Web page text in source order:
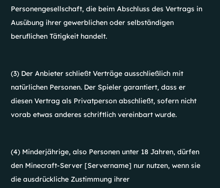
Personengesellschaft, die beim Abschluss des Vertrags in
Ausübung ihrer gewerblichen oder selbständigen
beruflichen Tätigkeit handelt.
(3) Der Anbieter schließt Verträge ausschließlich mit
natürlichen Personen. Der Spieler garantiert, dass er
diesen Vertrag als Privatperson abschließt, sofern nicht
vorab etwas anderes schriftlich vereinbart wurde.
(4) Minderjährige, also Personen unter 18 Jahren, dürfen
den Minecraft-Server [Servername] nur nutzen, wenn sie
die ausdrückliche Zustimmung ihrer